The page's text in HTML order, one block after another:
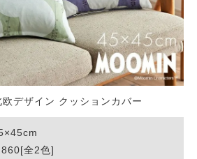
デザイン クッションカバー
全2色]